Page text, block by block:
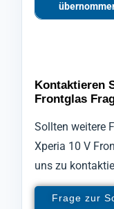
Kontaktieren
Frontglas
Sollten weitere
Xperia 10 V
uns zu
Frage zur